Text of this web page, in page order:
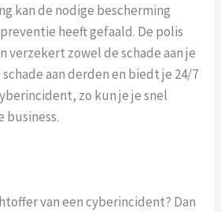
kan de nodige bescherming
heeft gefaald. De polis
verzekert zowel de schade aan je
aan derden en biedt je 24/7
zo kun je je snel
business.
van een cyberincident? Dan